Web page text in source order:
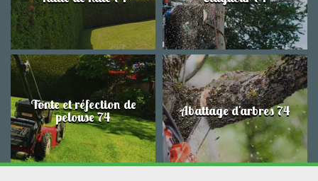
Tonte et réfection de
pelouse 74 Abattage d'arbres 74